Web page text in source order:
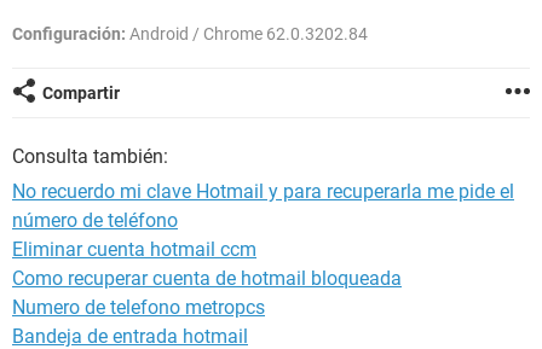
Configuración: Android / Chrome 62.0.3202.84
Compartir
Consulta también:
No recuerdo mi clave Hotmail y para recuperarla me pide el
número de teléfono
Eliminar cuenta hotmail ccm
Como recuperar cuenta de hotmail bloqueada
Numero de telefono metropcs
Bandeja de entrada hotmail